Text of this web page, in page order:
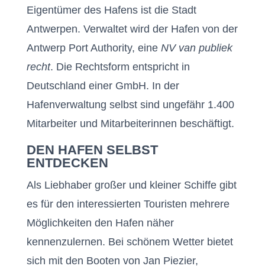
Eigentümer des Hafens ist die Stadt
Antwerpen. Verwaltet wird der Hafen von der
Antwerp Port Authority, eineNV van publiek
recht. Die Rechtsform entspricht in
Deutschland einer GmbH. In der
Hafenverwaltung selbst sind ungefähr 1.400
Mitarbeiter und Mitarbeiterinnen beschäftigt.
DEN HAFEN SELBST
ENTDECKEN
Als Liebhaber großer und kleiner Schiffe gibt
es für den interessierten Touristen mehrere
Möglichkeiten den Hafen näher
kennenzulernen. Bei schönem Wetter bietet
sich mit den Booten von Jan Piezier,